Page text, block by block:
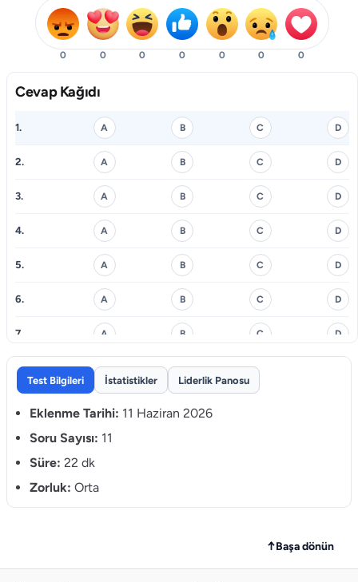
0 0 0 0 0 0 0
Cevap Kağıdı
1. A B C D
2. A B C D
3. A B C D
4. A B C D
5. A B C D
6. A B C D
7. A B C D
8. A B C
10. A
Test Bilgileri İstatistikler Liderlik Panosu
Eklenme Tarihi: 11 Haziran 2026
Soru Sayısı: 11
Süre: 22 dk
Zorluk: Orta
↑Başa dönün